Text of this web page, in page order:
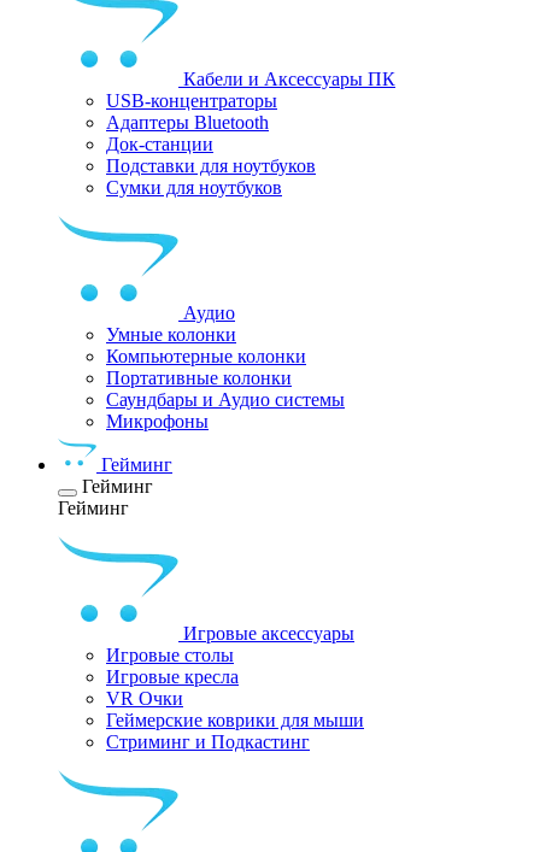
Кабели и Аксессуары ПК
USB-концентраторы
Адаптеры Bluetooth
Док-станции
Подставки для ноутбуков
Сумки для ноутбуков
Аудио
Умные колонки
Компьютерные колонки
Портативные колонки
Саундбары и Аудио системы
Микрофоны
Гейминг
Гейминг
Гейминг
Игровые аксессуары
Игровые столы
Игровые кресла
VR Очки
Геймерские коврики для мыши
Стриминг и Подкастинг